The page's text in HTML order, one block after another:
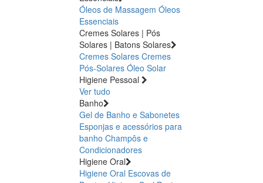
Óleos de Massagem Óleos
Essenciais
Cremes Solares | Pós
Solares | Batons Solares
Cremes Solares Cremes
Pós-Solares Óleo Solar
Higiene Pessoal
Ver tudo
Banho
Gel de Banho e Sabonetes
Esponjas e acessórios para
banho Champôs e
Condicionadores
Higiene Oral
Higiene Oral Escovas de